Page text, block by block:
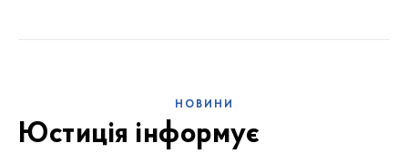
НОВИНИ
Юстиція інформує